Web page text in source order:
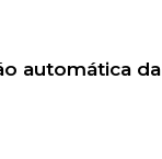
automática da